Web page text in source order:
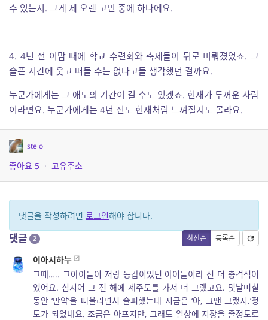
수 있는지. 그게 제 오랜 고민 중에 하나에요.
4. 4년 전 이맘 때에 학교 수련회와 축제들이 뒤로 미뤄졌었죠. 그
슬픈 시간에 웃고 떠들 수는 없다고들 생각했던 걸까요.
누군가에게는 그 애도의 기간이 길 수도 있겠죠. 현재가 두꺼운 사람
이라면요. 누군가에게는 4년 전도 현재처럼 느껴질지도 몰라요.
stelo
좋아요 5 · 고유주소
댓글을 작성하려면 로그인해야 합니다.
최신순 등록순
댓글 2
이아시하누
그때….. 그아이들이 저랑 동갑이었던 아이들이라 전 더 충격적이
었어요. 심지어 그 전 해에 제주도를 가서 더 그랬고요. 몇날며칠
동안 ‘만약’을 떠올리면서 슬퍼했는데 지금은 ‘아, 그땐 그랬지.’정
도가 되었네요. 조금은 아프지만, 그래도 일상에 지장을 줄정도로